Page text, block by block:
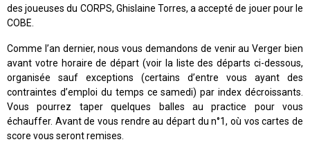
des joueuses du CORPS, Ghislaine Torres, a accepté de jouer pour le
COBE.
Comme l’an dernier, nous vous demandons de venir au Verger bien
avant votre horaire de départ (voir la liste des départs ci-dessous,
organisée sauf exceptions (certains d’entre vous ayant des
contraintes d’emploi du temps ce samedi) par index décroissants.
Vous pourrez taper quelques balles au practice pour vous
échauffer. Avant de vous rendre au départ du n°1, où vos cartes de
score vous seront remises.